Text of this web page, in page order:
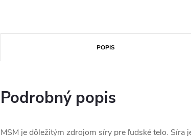
POPIS
Podrobný popis
MSM je dôležitým zdrojom síry pre ľudské telo. Síra